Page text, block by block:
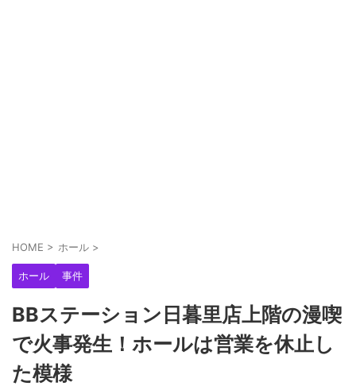
HOME > ホール >
ホール 事件
BBステーション日暮里店上階の漫喫
で火事発生！ホールは営業を休止し
た模様